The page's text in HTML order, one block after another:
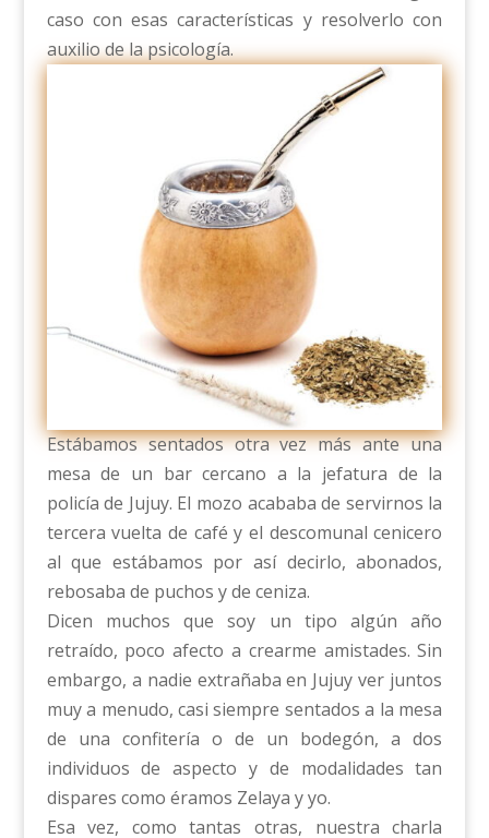
caso con esas características y resolverlo con
auxilio de la psicología.
Estábamos sentados otra vez más ante una
mesa de un bar cercano a la jefatura de la
policía de Jujuy. El mozo acababa de servirnos la
tercera vuelta de café y el descomunal cenicero
al que estábamos por así decirlo, abonados,
rebosaba de puchos y de ceniza.
Dicen muchos que soy un tipo algún año
retraído, poco afecto a crearme amistades. Sin
embargo, a nadie extrañaba en Jujuy ver juntos
muy a menudo, casi siempre sentados a la mesa
de una confitería o de un bodegón, a dos
individuos de aspecto y de modalidades tan
dispares como éramos Zelaya y yo.
Esa vez, como tantas otras, nuestra charla